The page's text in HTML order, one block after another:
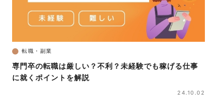
転職・副業
専門卒の転職は厳しい？不利？未経験でも稼げる仕事
に就くポイントを解説
24.10.02